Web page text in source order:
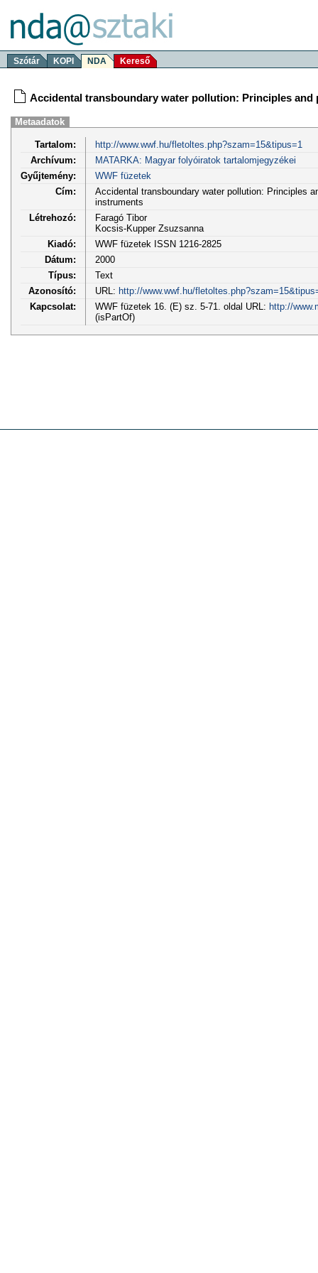
Szótár KOPI NDA Kereső
Accidental transboundary water pollution: Principles
Metaadatok
Tartalom:
http://www.wwf.hu/fletoltes.php?szam=15&tipus=1
Archívum:
MATARKA: Magyar folyóiratok tartalomjegyzékei
Gyűjtemény:
WWF füzetek
Cím:
Accidental transboundary water pollution: Principles
instruments
Létrehozó:
Faragó Tibor
Kocsis-Kupper Zsuzsanna
Kiadó:
WWF füzetek ISSN 1216-2825
Dátum:
2000
Típus:
Text
Azonosító:
URL: http://www.wwf.hu/
Kapcsolat:
WWF füzetek 16. (E) sz. 5-71. oldal URL: http://
(isPartOf)